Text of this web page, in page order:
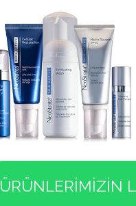
ÜRÜNLERİMİZİN